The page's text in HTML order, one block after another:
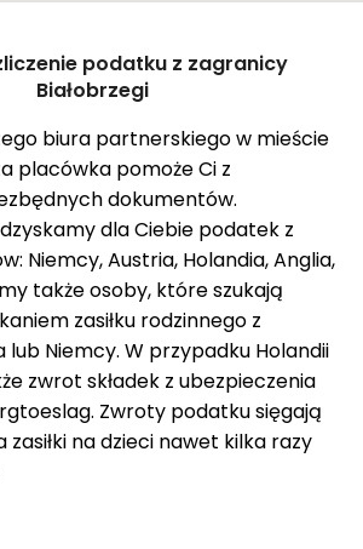
Pokaż trasę
podatku z zagranicy
Białobrzegi
biura partnerskiego w mieście
placówka pomoże Ci z
dokumentów.
dla Ciebie podatek z
Niemcy, Austria, Holandia, Anglia,
także osoby, które szukają
zasiłku rodzinnego z
lub Niemcy. W przypadku Holandii
zwrot składek z ubezpieczenia
Zwroty podatku sięgają
zasiłki na dzieci nawet kilka razy